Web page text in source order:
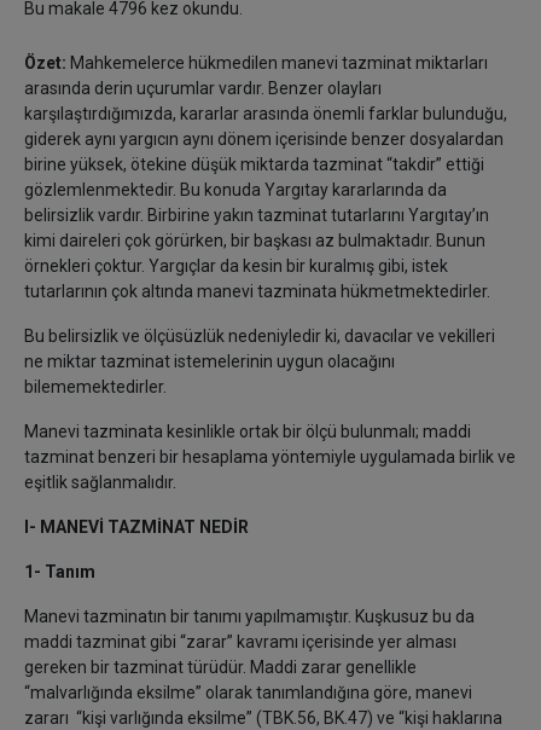
Bu makale 4796 kez okundu.
Özet: Mahkemelerce hükmedilen manevi tazminat miktarları
arasında derin uçurumlar vardır. Benzer olayları
karşılaştırdığımızda, kararlar arasında önemli farklar bulunduğu,
giderek aynı yargıcın aynı dönem içerisinde benzer dosyalardan
birine yüksek, ötekine düşük miktarda tazminat “takdir” ettiği
gözlemlenmektedir. Bu konuda Yargıtay kararlarında da
belirsizlik vardır. Birbirine yakın tazminat tutarlarını Yargıtay’ın
kimi daireleri çok görürken, bir başkası az bulmaktadır. Bunun
örnekleri çoktur. Yargıçlar da kesin bir kuralmış gibi, istek
tutarlarının çok altında manevi tazminata hükmetmektedirler.
Bu belirsizlik ve ölçüsüzlük nedeniyledir ki, davacılar ve vekilleri
ne miktar tazminat istemelerinin uygun olacağını
bilememektedirler.
Manevi tazminata kesinlikle ortak bir ölçü bulunmalı; maddi
tazminat benzeri bir hesaplama yöntemiyle uygulamada birlik ve
eşitlik sağlanmalıdır.
I- MANEVİ TAZMİNAT NEDİR
1- Tanım
Manevi tazminatın bir tanımı yapılmamıştır. Kuşkusuz bu da
maddi tazminat gibi “zarar” kavramı içerisinde yer alması
gereken bir tazminat türüdür. Maddi zarar genellikle
“malvarlığında eksilme” olarak tanımlandığına göre, manevi
zararı “kişi varlığında eksilme” (TBK.56, BK.47) ve “kişi haklarına